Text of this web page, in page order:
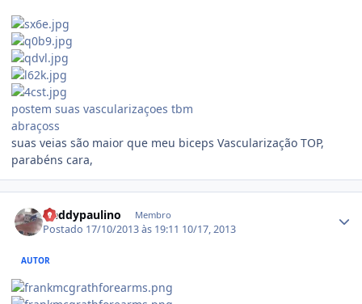
postem suas vascularizaçoes tbm
abraçoss
suas veias são maior que meu biceps Vascularização TOP,
parabéns cara,
freddypaulino Membro
Postado 17/10/2013 às 19:11 10/17, 2013
AUTOR